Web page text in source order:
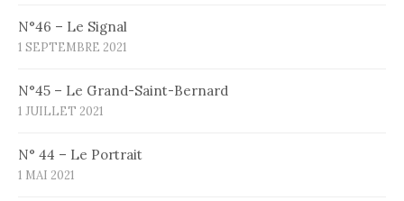
r
t
i
c
l
e
N°46 – Le Signal
1 SEPTEMBRE 2021
N°45 – Le Grand-Saint-Bernard
1 JUILLET 2021
N° 44 – Le Portrait
1 MAI 2021